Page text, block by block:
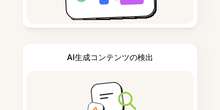
AI生成コンテンツの検出